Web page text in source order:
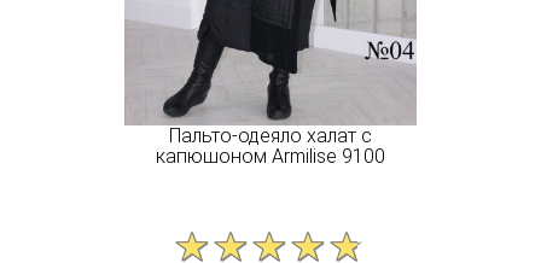
Пальто-одеяло халат с
капюшоном Armilise 9100